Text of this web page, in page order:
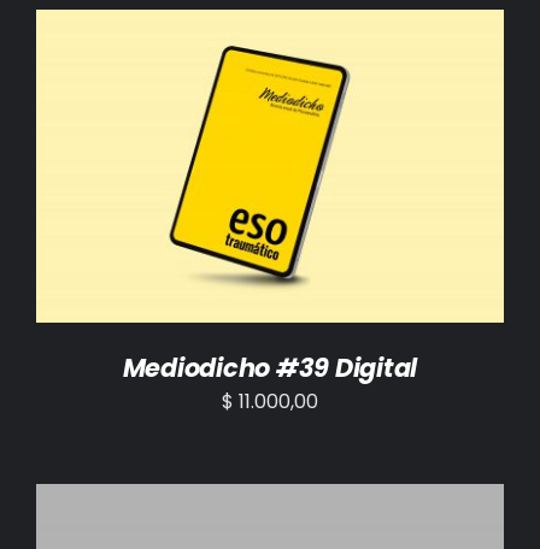
BIBLIOTECA
AÑADIR AL CARRITO /
Mediodicho #39 Digital
$ 11.000,00